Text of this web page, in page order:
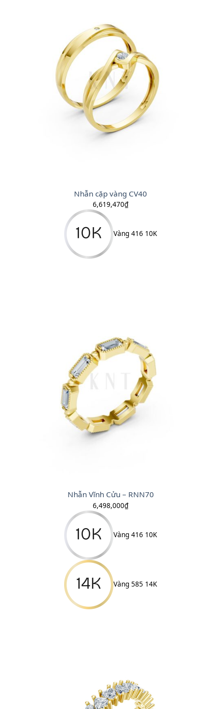
Nhẫn cặp vàng CV40
6,619,470₫
Vàng 416 10K
Nhẫn Vĩnh Cửu – RNN70
6,498,000₫
Vàng 416 10K
Vàng 585 14K